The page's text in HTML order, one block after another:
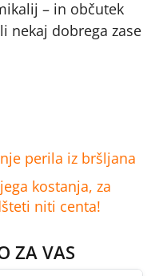
– in občutek
nekaj dobrega zase
perila iz bršljana
kostanja, za
niti centa!
ZA VAS